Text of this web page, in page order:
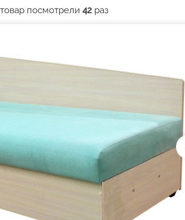
посмотрели 42раз